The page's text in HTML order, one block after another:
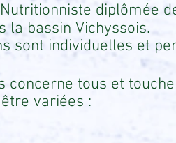
diplômée
la bassin Vichyssois.
sont individuelles et
concerne tous et
variées :